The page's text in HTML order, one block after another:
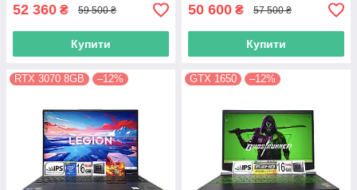
52 360 ₴ 59 500 ₴
Купити
50 600 ₴ 57 500 ₴
Купити
RTX 3070 8GB –12% GTX 1650 –12%